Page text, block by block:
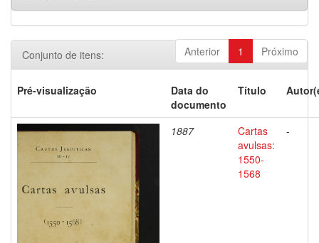
Anterior 1 Próximo
Conjunto de itens:
Pré-visualização
Data do
documento
Título
1887
Cartas
avulsas:
1550-
1568
-